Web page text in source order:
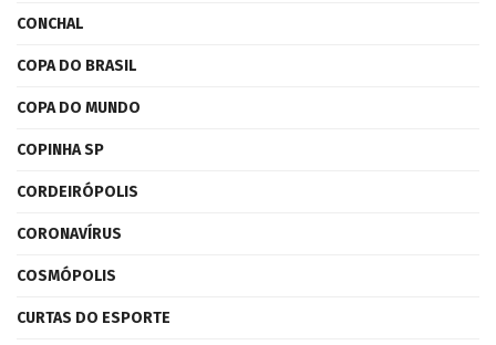
CONCHAL
COPA DO BRASIL
COPA DO MUNDO
COPINHA SP
CORDEIRÓPOLIS
CORONAVÍRUS
COSMÓPOLIS
CURTAS DO ESPORTE